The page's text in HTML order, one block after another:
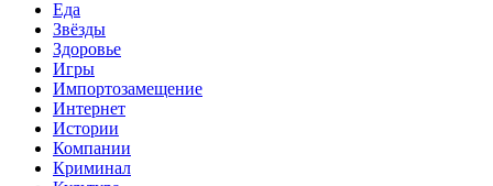
Еда
Звёзды
Здоровье
Игры
Импортозамещение
Интернет
Истории
Компании
Криминал